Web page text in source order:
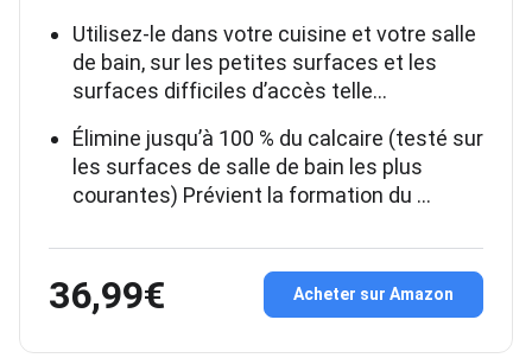
Utilisez-le dans votre cuisine et votre salle
de bain, sur les petites surfaces et les
surfaces difficiles d’accès telle…
Élimine jusqu’à 100 % du calcaire (testé sur
les surfaces de salle de bain les plus
courantes) Prévient la formation du …
36,99€ Acheter sur Amazon